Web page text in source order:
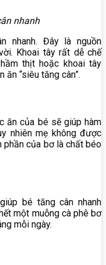
nhanh
nhanh. Đây là nguồn
Khoai tây rất dễ chế
thịt hoặc khoai tây
ăn “siêu tăng cân”.
ăn của bé sẽ giúp hàm
nhiên mẹ không được
phần của bơ là chất béo
bé tăng cân nhanh
một muỗng cà phê bơ
mỗi ngày.